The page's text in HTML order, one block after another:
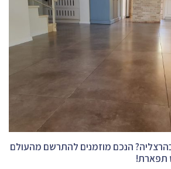
הנכם מוזמנים להתרשם מהעולם
תפארת!